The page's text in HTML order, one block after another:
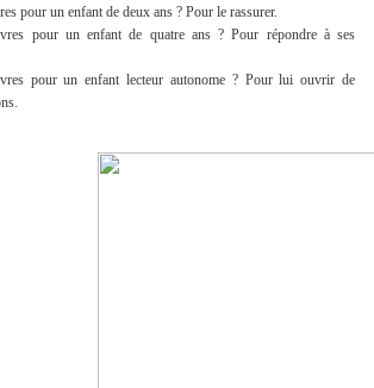
pour un enfant de deux ans ? Pour le rassurer.
pour un enfant de quatre ans ? Pour répondre à ses
pour un enfant lecteur autonome ? Pour lui ouvrir de